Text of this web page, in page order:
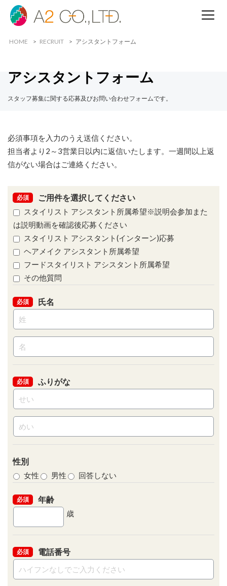
HOME RECRUIT アシスタントフォーム
アシスタントフォーム
スタッフ募集に関する応募及びお問い合わせフォームです。
必須事項を入力のうえ送信ください。
担当者より2～3営業日以内に返信いたします。一週間以上返
信がない場合はご連絡ください。
必須 ご用件を選択してください
スタイリスト アシスタント所属希望※説明会参加また
は説明動画を確認後応募ください
スタイリスト アシスタント(インターン)応募
ヘアメイク アシスタント所属希望
フードスタイリスト アシスタント所属希望
その他質問
氏名
必須
ふりがな
必須
性別
女性 男性 回答しない
年齢
必須
歳
電話番号
必須